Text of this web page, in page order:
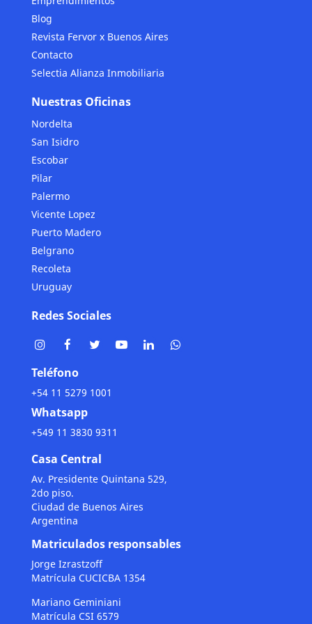
Blog
Revista Fervor x Buenos Aires
Contacto
Selectia Alianza Inmobiliaria
Nuestras Oficinas
Nordelta
San Isidro
Escobar
Pilar
Palermo
Vicente Lopez
Puerto Madero
Belgrano
Recoleta
Uruguay
Redes Sociales
Teléfono
+54 11 5279 1001
Whatsapp
+549 11 3830 9311
Casa Central
Av. Presidente Quintana 529,
2do piso.
Ciudad de Buenos Aires
Argentina
Matriculados responsables
Jorge Izrastzoff
Matrícula CUCICBA 1354
Mariano Geminiani
Matrícula CSI 6579